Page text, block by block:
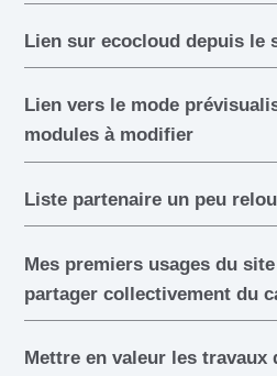
Lien sur ecocloud depuis le
Lien vers le mode
modules à modifier
Liste partenaire un peu relou
Mes premiers usages du
partager collectivement du
Mettre en valeur les travaux